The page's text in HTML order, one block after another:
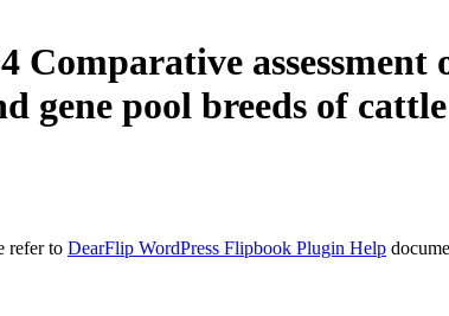
Comparative
gene pool breeds of
refer to DearFlip WordPress Flipbook Plugin Help